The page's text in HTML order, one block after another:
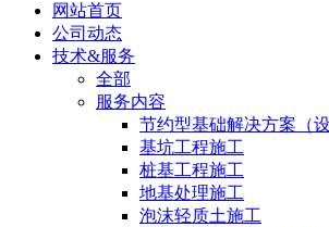
网站首页
公司动态
技术&服务
全部
服务内容
节约型基础解决方案（
基坑工程施工
桩基工程施工
地基处理施工
泡沫轻质土施工